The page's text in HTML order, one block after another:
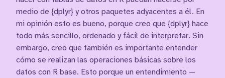
medio de {dplyr} y otros paquetes adyacentes a él. En
mi opinión esto es bueno, porque creo que {dplyr} hace
todo más sencillo, ordenado y fácil de interpretar. Sin
embargo, creo que también es importante entender
cómo se realizan las operaciones básicas sobre los
datos con R base. Esto porque un entendimiento —